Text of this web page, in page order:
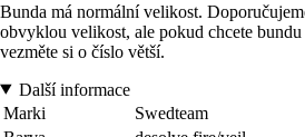
Bunda má normální velikost.
obvyklou velikost, ale pokud chcete bundu
vezměte si o číslo větší.
Další informace
Marki
Swedteam